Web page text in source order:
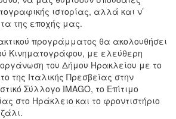
ιστορίας, αλλά και ν’
της εποχής μας.
προγράμματος θα ακολουθήσει
Κινηματογράφου, με ελεύθερη
του Δήμου Ηρακλείου με το
της Ιταλικής Πρεσβείας στην
Σύλλογο IMAGO, το Επίτιμο
στο Ηράκλειο και το φροντιστήριο